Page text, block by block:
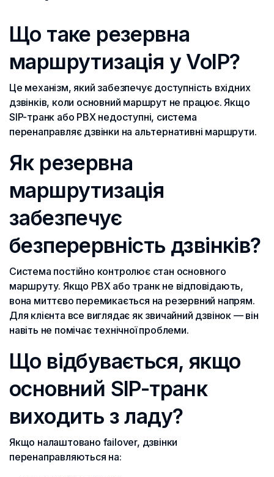
Що таке резервна
маршрутизація у VoIP?
Це механізм, який забезпечує доступність вхідних
дзвінків, коли основний маршрут не працює. Якщо
SIP-транк або PBX недоступні, система
перенаправляє дзвінки на альтернативні маршрути.
Як резервна
маршрутизація
забезпечує
безперервність дзвінків?
Система постійно контролює стан основного
маршруту. Якщо PBX або транк не відповідають,
вона миттєво перемикається на резервний напрям.
Для клієнта все виглядає як звичайний дзвінок — він
навіть не помічає технічної проблеми.
Що відбувається, якщо
основний SIP-транк
виходить з ладу?
Якщо налаштовано failover, дзвінки
перенаправляються на: